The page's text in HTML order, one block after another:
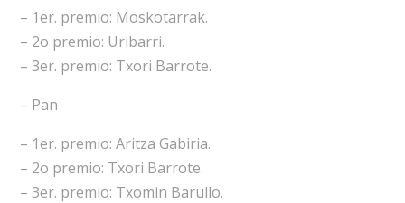
– 1er. premio: Moskotarrak.
– 2o premio: Uribarri.
– 3er. premio: Txori Barrote.
– Pan
– 1er. premio: Aritza Gabiria.
– 2o premio: Txori Barrote.
– 3er. premio: Txomin Barullo.